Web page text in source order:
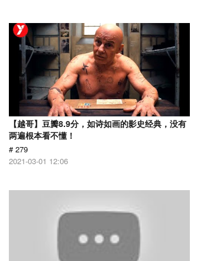
【越哥】豆瓣8.9分，如诗如画的影史经典，没有
两遍根本看不懂！
# 279
2021-03-01 12:06